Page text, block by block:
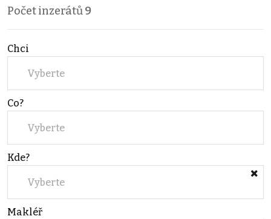
Počet inzerátů9
Chci
Vyberte
Co?
Vyberte
Kde?
Vyberte
Makléř